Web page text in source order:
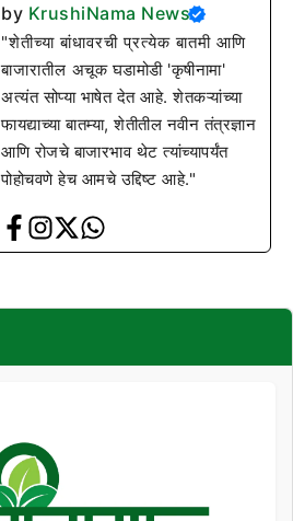
by KrushiNama News
"शेतीच्या बांधावरची प्रत्येक बातमी आणि
बाजारातील अचूक घडामोडी 'कृषीनामा'
अत्यंत सोप्या भाषेत देत आहे. शेतकऱ्यांच्या
फायद्याच्या बातम्या, शेतीतील नवीन तंत्रज्ञान
आणि रोजचे बाजारभाव थेट त्यांच्यापर्यंत
पोहोचवणे हेच आमचे उद्दिष्ट आहे."